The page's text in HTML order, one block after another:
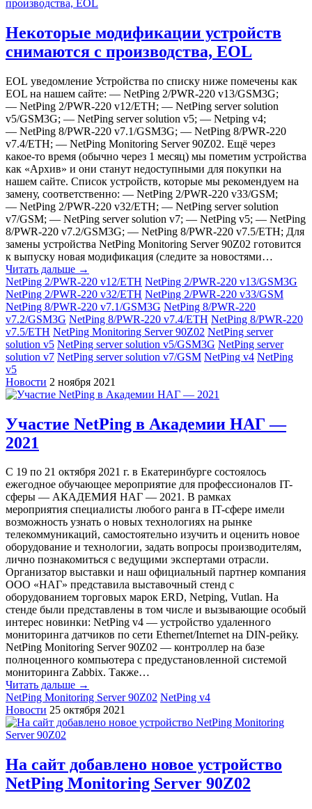
Некоторые модификации устройств
снимаются с производства, EOL
EOL уведомление Устройства по списку ниже помечены как
EOL на нашем сайте: — NetPing 2/PWR-220 v13/GSM3G;
— NetPing 2/PWR-220 v12/ETH; — NetPing server solution
v5/GSM3G; — NetPing server solution v5; — Netping v4;
— NetPing 8/PWR-220 v7.1/GSM3G; — NetPing 8/PWR-220
v7.4/ETH; — NetPing Monitoring Server 90Z02. Ещё через
какое-то время (обычно через 1 месяц) мы пометим устройства
как «‎Архив» и они станут недоступными для покупки на
нашем сайте. Список устройств, которые мы рекомендуем на
замену, соответственно: — NetPing 2/PWR-220 v33/GSM;
— NetPing 2/PWR-220 v32/ETH; — NetPing server solution
v7/GSM; — NetPing server solution v7; — NetPing v5; — NetPing
8/PWR-220 v7.2/GSM3G; — NetPing 8/PWR-220 v7.5/ETH; Для
замены устройства NetPing Monitoring Server 90Z02 готовится
к выпуску новая модификация (следите за новостями…
Читать дальше →
NetPing 2/PWR-220 v12/ETH NetPing 2/PWR-220 v13/GSM3G
NetPing 2/PWR-220 v32/ETH NetPing 2/PWR-220 v33/GSM
NetPing 8/PWR-220 v7.1/GSM3G NetPing 8/PWR-220
v7.2/GSM3G NetPing 8/PWR-220 v7.4/ETH NetPing 8/PWR-220
v7.5/ETH NetPing Monitoring Server 90Z02 NetPing server
solution v5 NetPing server solution v5/GSM3G NetPing server
solution v7 NetPing server solution v7/GSM NetPing v4 NetPing
v5
Новости 2 ноября 2021
Участие NetPing в Академии НАГ —
2021
С 19 по 21 октября 2021 г. в Екатеринбурге состоялось
ежегодное обучающее мероприятие для профессионалов IT-
сферы — АКАДЕМИЯ НАГ — 2021. В рамках
мероприятия специалисты любого ранга в IT-сфере имели
возможность узнать о новых технологиях на рынке
телекоммуникаций, самостоятельно изучить и оценить новое
оборудование и технологии, задать вопросы производителям,
лично познакомиться с ведущими экспертами отрасли.
Организатор выставки и наш официальный партнер компания
ООО «НАГ» представила выставочный стенд с
оборудованием торговых марок ERD, Netping, Vutlan. На
стенде были представлены в том числе и вызывающие особый
интерес новинки: NetPing v4 — устройство удаленного
мониторинга датчиков по сети Ethernet/Internet на DIN-рейку.
NetPing Monitoring Server 90Z02 — контроллер на базе
полноценного компьютера с предустановленной системой
мониторинга Zabbix. Также…
Читать дальше →
NetPing Monitoring Server 90Z02 NetPing v4
Новости 25 октября 2021
На сайт добавлено новое устройство
NetPing Monitoring Server 90Z02